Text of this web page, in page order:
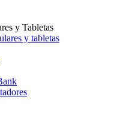
y Tabletas
y tabletas